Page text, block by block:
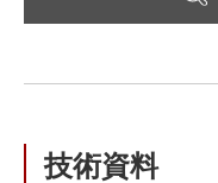
技術資料